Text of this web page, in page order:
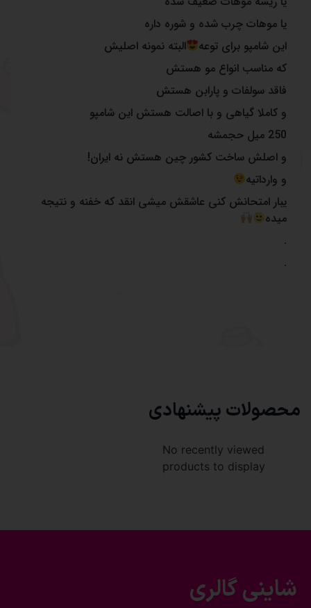
یا موهات چرب شده و شوره داره
این شامپو برای توعه
البته نمونه اصلیش
که مناسب انواع مو هستش
فاقد سولفات و پارابن هستش
و کاملا گیاهی و با اصالت هستش این شامپو
250 میل حجمشه
و اصلش ساخت کشور چین هستش نه ایران!
و وارداتیه
یبار امتحانش کنی عاشقش میشی انقد که خفنه و نتیجه
میده
.
.
محصولات پیشنهادی
No recently viewed
products to display
شاینی گالری